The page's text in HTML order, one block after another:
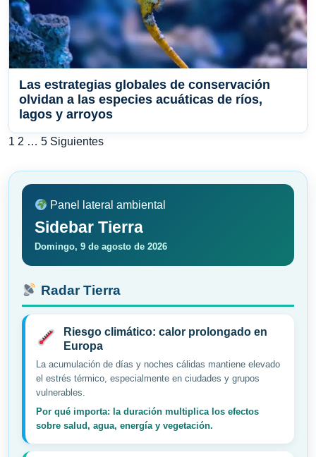
Las estrategias globales de conservación
olvidan a las especies acuáticas de ríos,
lagos y arroyos
Paginación
de
entradas
1 2 … 5 Siguientes
Panel lateral ambiental
Sidebar Tierra
Domingo, 9 de agosto de 2026
Radar Tierra
Riesgo climático: calor prolongado en
Europa
La acumulación de días y noches cálidas mantiene elevado
el estrés térmico, especialmente en ciudades y grupos
vulnerables.
Por qué importa: la duración multiplica los efectos
sobre salud, agua, energía y vegetación.